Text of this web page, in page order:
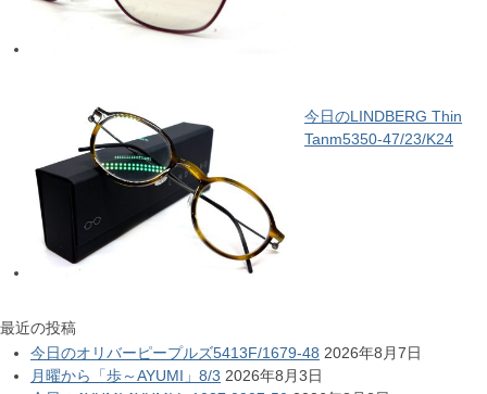
今日のLINDBERG Thin
Tanm5350-47/23/K24
最近の投稿
今日のオリバーピープルズ5413F/1679-48 2026年8月7日
月曜から「歩～AYUMI」8/3 2026年8月3日